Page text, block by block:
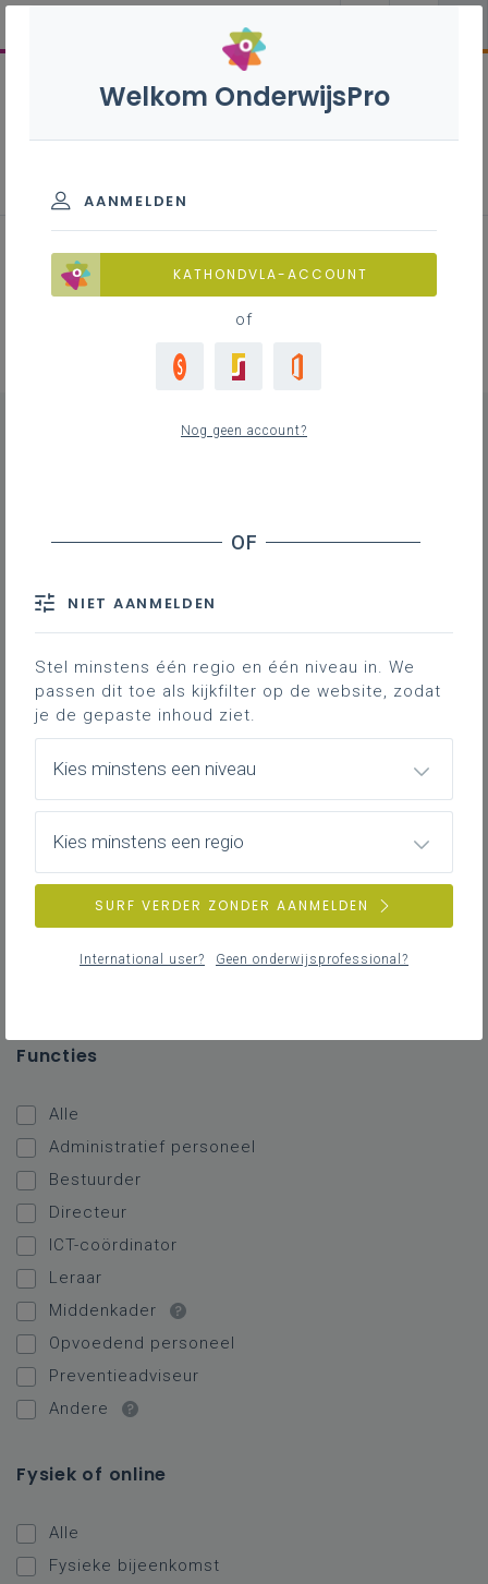
Filter
Alle
Buitengewoon kleuteronderwijs
Gewoon kleuteronderwijs
Buitengewoon lager onderwijs
Gewoon lager onderwijs
Hoger onderwijs
Volwassenenonderwijs
Functies
Alle
Administratief personeel
Bestuurder
Directeur
ICT-coördinator
Leraar
Middenkader
Opvoedend personeel
Preventieadviseur
Andere
Fysiek of online
Alle
Fysieke bijeenkomst
Welkom OnderwijsPro
AANMELDEN
KATHONDVLA-ACCOUNT
of
Nog geen account?
NIET AANMELDEN
Stel minstens één regio en één niveau in. We
passen dit toe als kijkfilter op de website, zodat
je de gepaste inhoud ziet.
Kies minstens een niveau
Kies minstens een regio
SURF VERDER ZONDER AANMELDEN
International user? Geen onderwijsprofessional?